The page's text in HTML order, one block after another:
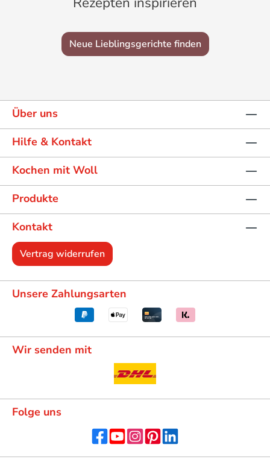
Neue Lieblingsgerichte finden
Über uns
Hilfe & Kontakt
Kochen mit Woll
Produkte
Kontakt
Vertrag widerrufen
Unsere Zahlungsarten
Wir senden mit
Folge uns